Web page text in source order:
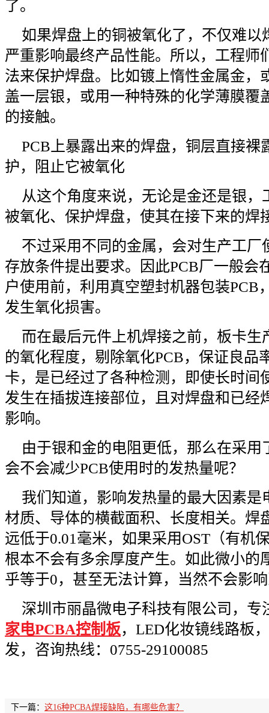
了。
如果焊盘上的铜被氧化了，不仅难以
严重影响最终产品性能。所以，工程师
法来保护焊盘。比如镀上惰性金属金，
盖一层银，或用一种特殊的化学薄膜覆
的接触。
PCB上暴露出来的焊盘，铜层直接裸
护，阻止它被氧化
从这个角度来说，无论是金还是银
被氧化、保护焊盘，使其在接下来的焊
不过采用不同的金属，会对生产工厂
存放条件提出要求。因此PCB厂一般会
户使用前，利用真空塑封机器包装PCB
发生氧化损害。
而在最后元件上机焊接之前，板卡生
的氧化程度，剔除氧化PCB，保证良品
卡，是已经过了各种检测，即使长时间
发生在插拔连接部位，且对焊盘和已经
影响。
由于银和金的电阻更低，那么在采
会不会减少PCB使用时的发热量呢？
我们知道，影响发热量的最大因素是
材质、导体的横截面积、长度相关。焊
远低于0.01毫米，如果采用OST（有机
根本不会有多余厚度产生。如此微小的
乎等于0，甚至无法计算，当然不会影
深圳市丽晶微电子科技有限公司，专
家电PCBA控制板，LED化妆镜线路板
发，咨询热线：0755-29100085
下一篇： 这16种PCBA焊接缺陷，有哪些危害？